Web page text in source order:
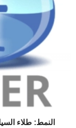
النمط: طلاء